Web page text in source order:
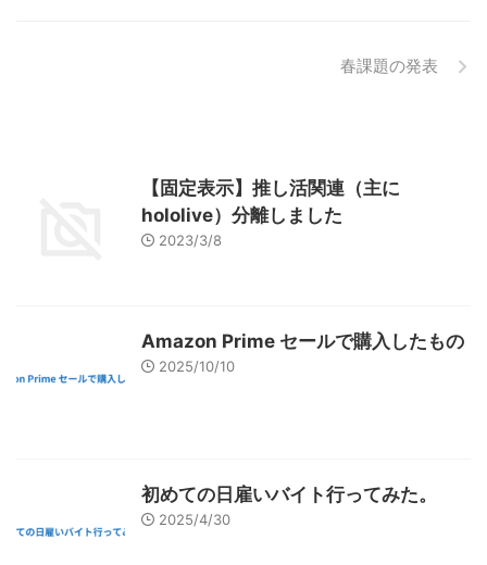
春課題の発表
【固定表示】推し活関連（主に
hololive）分離しました
2023/3/8
Amazon Prime セールで購入したもの
2025/10/10
初めての日雇いバイト行ってみた。
2025/4/30